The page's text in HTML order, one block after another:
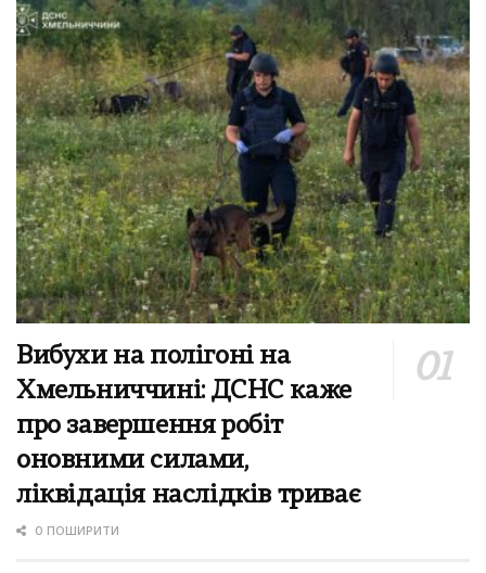
Вибухи на полігоні на
Хмельниччині: ДСНС каже
про завершення робіт
оновними силами,
ліквідація наслідків триває
0 ПОШИРИТИ